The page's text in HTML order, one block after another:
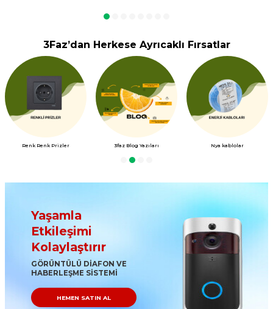
3Faz’dan Herkese Ayrıcaklı Fırsatlar
Renk Renk Prizler 3faz Blog Yazıları Nya kablolar
Yaşamla
Etkileşimi
Kolaylaştırır
GÖRÜNTÜLÜ DİAFON VE
HABERLEŞME SİSTEMİ
HEMEN SATIN AL